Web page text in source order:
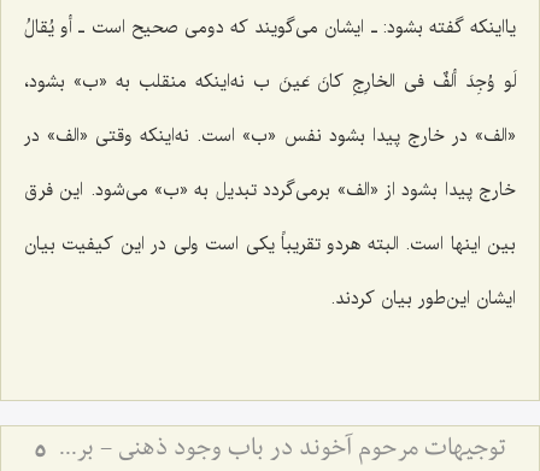
یااینکه گفته بشود: ـ ایشان می‌گویند که دومی صحیح است ـأو یُقالُ
لَو وُجِدَ ألفٌ فی الخارِجِ کانَ عَینَ ب نه‌اینکه منقلب به «ب» بشود،
«الف» در خارج پیدا بشود نفس «ب» است. نه‌اینکه وقتی «الف» در
خارج پیدا بشود از «الف» برمی‌گردد تبدیل به «ب» ‌می‌شود. این فرق
بین اینها است. البته هردو تقریباً یکی است ولی در این کیفیت بیان
ایشان این‌طور بیان کردند.
توجیهات مرحوم آخوند در باب وجود ذهنی - بررسی دیدگاه سید میرداماد و نقد نظریه انقلاب حقایق 5